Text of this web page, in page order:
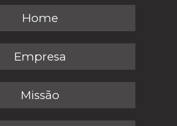
Home
Empresa
Missão